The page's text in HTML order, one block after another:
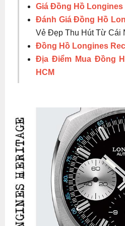
Giá Đồng Hồ Longines
Đánh Giá Đồng Hồ
Vẻ Đẹp Thu Hút Từ Cái
Đồng Hồ Longines
Địa Điểm Mua Đồng
HCM